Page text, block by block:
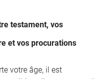
testament, vos
et vos procurations
votre âge, il est